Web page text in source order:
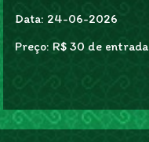
Data: 24-06-2026
Preço: R$ 30 de entrada